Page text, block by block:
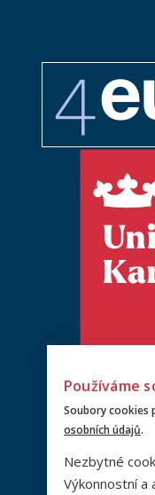
Používáme
Soubory cookies
osobních údajů.
Nezbytné
Výkonnostní a